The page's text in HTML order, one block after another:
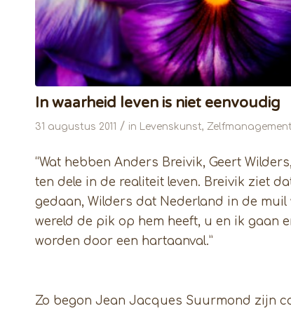
In waarheid leven is niet eenvoudig
31 augustus 2011 / in Levenskunst, Zelfmanagement
“Wat hebben Anders Breivik, Geert
ten dele in de realiteit leven. Breivik ziet
gedaan, Wilders dat Nederland in de
wereld de pik op hem heeft, u en ik gaan
worden door een hartaanval.”
Zo begon Jean Jacques Suurmond zijn